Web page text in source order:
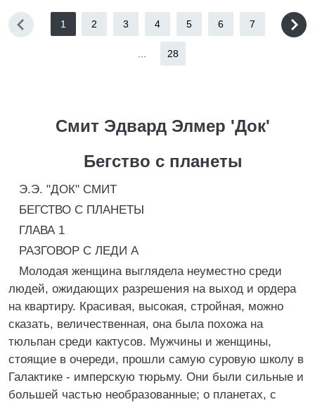
1 2 3 4 5 6 7
28
Смит Эдвард Элмер 'Док'
Бегство с планеты
Э.Э. "ДОК" СМИТ
БЕГСТВО С ПЛАНЕТЫ
ГЛАВА 1
РАЗГОВОР С ЛЕДИ А
Молодая женщина выглядела неуместно среди
людей, ожидающих разрешения на выход и ордера
на квартиру. Красивая, высокая, стройная, можно
сказать, величественная, она была похожа на
тюльпан среди кактусов. Мужчины и женщины,
стоящие в очереди, прошли самую суровую школу в
Галактике - имперскую тюрьму. Они были сильные и
большей частью необразованные; о планетах, с